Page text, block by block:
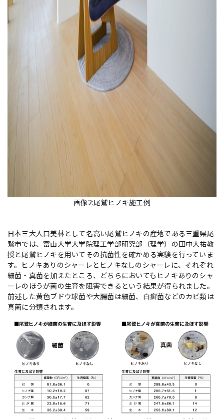
画像2:尾鷲ヒノキ施工例
日本三大人口美林として名高い尾鷲ヒノキの産地である三重県尾
鷲市では、富山大学大学院理工学部研究部（理学）の田中大祐教
授と尾鷲ヒノキを用いてその抗菌性を確かめる実験を行っていま
す。ヒノキありのシャーレとヒノキなしのシャーレに、それぞれ
細菌・真菌を加えたところ、どちらにおいてもヒノキありのシャ
ーレのほうが菌の生育を阻害できるという結果が得られました。
前述した黄色ブドウ球菌や大腸菌は細菌、白癬菌などのカビ類は
真菌に分類されます。